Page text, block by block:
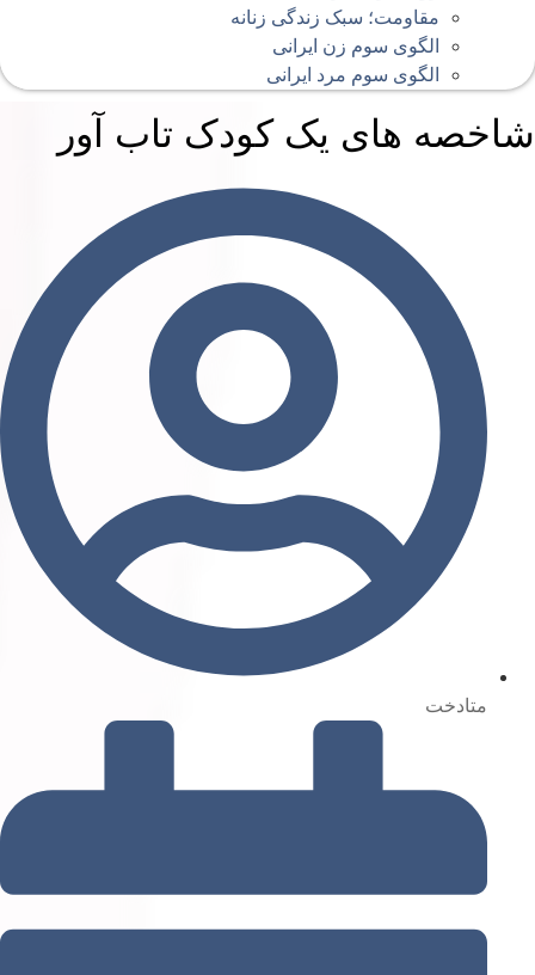
مقاومت؛ سبک زندگی زنانه
الگوی سوم زن ایرانی
الگوی سوم مرد ایرانی
های یک کودک تاب آور
متادخت